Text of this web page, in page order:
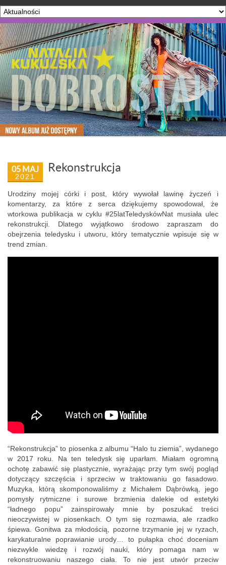
05 MAJ
2021
Rekonstrukcja
Urodziny mojej córki i post, który wywołał lawinę życzeń i
komentarzy, za które z serca dziękujemy spowodował, że
wtorkowa publikacja w cyklu #25latTeledyskówNat musiała ulec
rekonstrukcji. Dlatego wyjątkowo środowo zapraszam do
obejrzenia teledysku i utworu, który tematycznie wpisuje się w
trend zmian.
“Rekonstrukcja” to piosenka z albumu “Halo tu ziemia”, wydanego
w 2017 roku. Na ten teledysk się uparłam. Miałam ogromną
ochotę zabawić się plastycznie, wyrażając przy tym swój pogląd
dotyczący szczęścia i sprzeciw w traktowaniu go fasadowo.
Muzyka, którą skomponowaliśmy z Michałem Dąbrówką, jego
pomysły rytmiczne i surowe brzmienia dalekie od estetyki
“ładnego popu” zainspirowały mnie by poszukać treści
nieoczywistej w piosenkach. O tym się rozmawia, ale rzadko
śpiewa. Gonitwa za młodością, pozorne trzymanie jej w ryzach,
karykaturalne poprawianie urody… to pułapka choć doceniam
niezwykle wiedzę i rozwój nauki, który pomaga nam w
rekonstruowaniu naszego ciała. To nie jest utwór przeciw